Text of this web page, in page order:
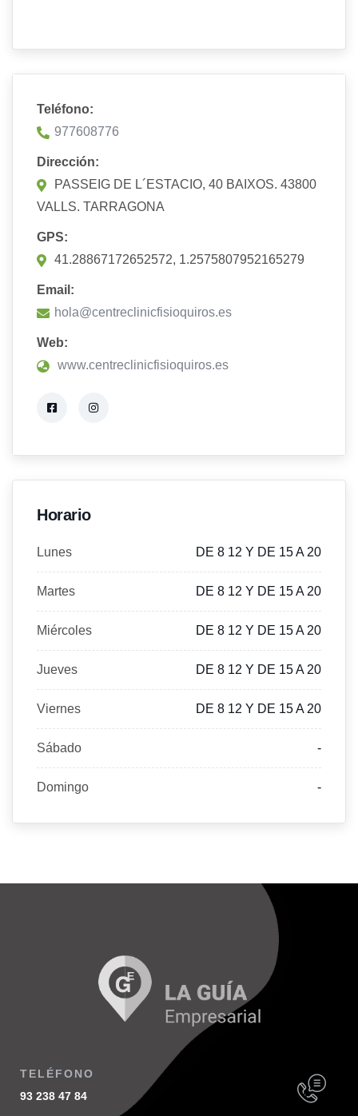
Teléfono:
977608776
Dirección:
PASSEIG DE L´ESTACIO, 40 BAIXOS. 43800
VALLS. TARRAGONA
GPS:
41.28867172652572, 1.2575807952165279
Email:
hola@centreclinicfisioquiros.es
Web:
www.centreclinicfisioquiros.es
Horario
Lunes DE 8 12 Y DE 15 A 20
Martes DE 8 12 Y DE 15 A 20
Miércoles DE 8 12 Y DE 15 A 20
Jueves DE 8 12 Y DE 15 A 20
Viernes DE 8 12 Y DE 15 A 20
Sábado -
Domingo -
TELÉFONO
93 238 47 84